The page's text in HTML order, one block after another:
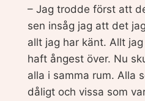
– Jag trodde först att
sen insåg jag att det
allt jag har känt. Allt
haft ångest över. Nu
alla i samma rum. Alla
dåligt och vissa som